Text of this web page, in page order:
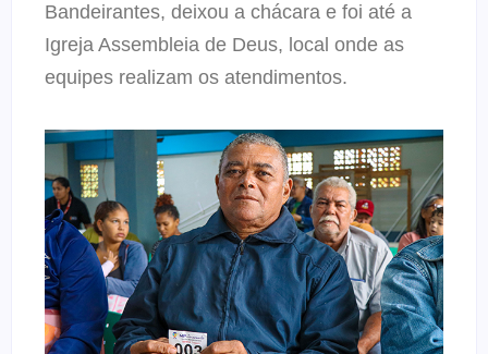
Bandeirantes, deixou a chácara e foi até a
Igreja Assembleia de Deus, local onde as
equipes realizam os atendimentos.